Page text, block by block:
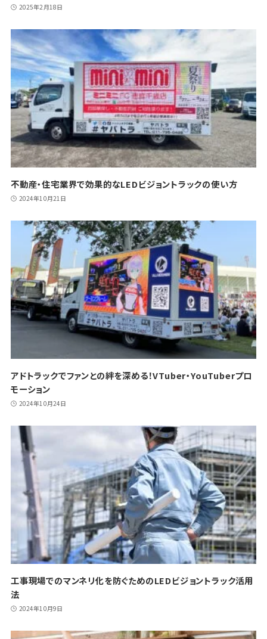
2025年2月18日
不動産・住宅業界で効果的なLEDビジョントラックの使い方
2024年10月21日
アドトラックでファンとの絆を深める！VTuber・YouTuberプロ
モーション
2024年10月24日
工事現場でのマンネリ化を防ぐためのLEDビジョントラック活用
法
2024年10月9日